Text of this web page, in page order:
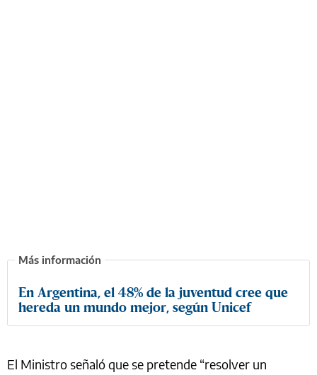
En Argentina, el 48% de la juventud cree que
hereda un mundo mejor, según Unicef
El Ministro señaló que se pretende “resolver un